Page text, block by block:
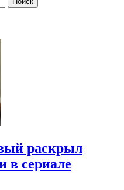
раскрыл
в сериале